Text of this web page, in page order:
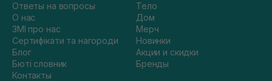
Ответы на вопросы
О нас
ЗМІ про нас
Сертифікати та нагороди
Блог
Бюті словник
Контакты
Тело
Дом
Мерч
Новинки
Акции и скидки
Бренды